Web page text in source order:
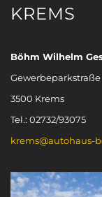
KREMS
Böhm Wilhelm
Gewerbeparkstraße
3500 Krems
Tel.: 02732/93075
krems@autohaus-